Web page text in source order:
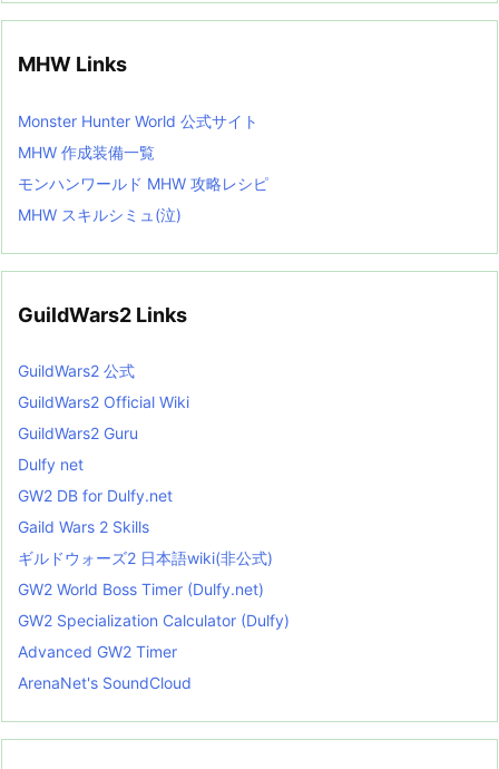
MHW Links
Monster Hunter World 公式サイト
MHW 作成装備一覧
モンハンワールド MHW 攻略レシピ
MHW スキルシミュ(泣)
GuildWars2 Links
GuildWars2 公式
GuildWars2 Official Wiki
GuildWars2 Guru
Dulfy net
GW2 DB for Dulfy.net
Gaild Wars 2 Skills
ギルドウォーズ2 日本語wiki(非公式)
GW2 World Boss Timer (Dulfy.net)
GW2 Specialization Calculator (Dulfy)
Advanced GW2 Timer
ArenaNet's SoundCloud